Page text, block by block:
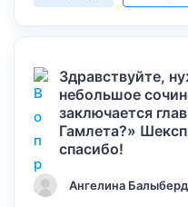
Здравствуйте,
небольшое
заключается
Гамлета?»
спасибо!
Ангелина